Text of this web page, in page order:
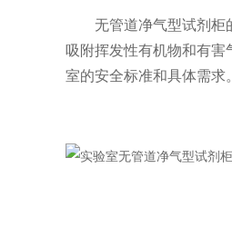
无管道净气型试剂柜的
吸附挥发性有机物和有
室的安全标准和具体需求。